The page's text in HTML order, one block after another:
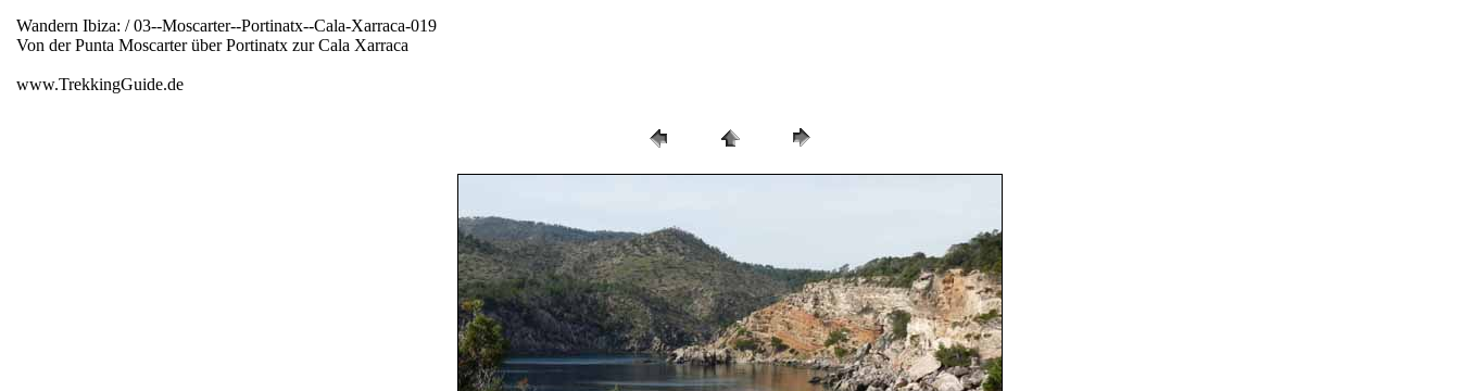
Wandern Ibiza: / 03--Moscarter--Portinatx--Cala-Xarraca-019
Von der Punta Moscarter über Portinatx zur Cala Xarraca
www.TrekkingGuide.de